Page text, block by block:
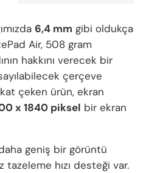
6,4 mm gibi oldukça
Air, 508 gram
hakkını verecek bir
çerçeve
çeken ürün, ekran
x 1840 piksel bir ekran
geniş bir görüntü
hızı desteği var.